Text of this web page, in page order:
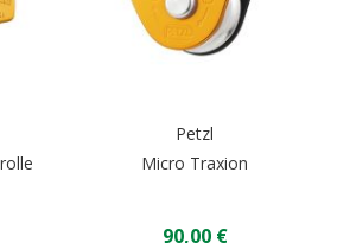
Petzl
Micro Traxion
90,00 €